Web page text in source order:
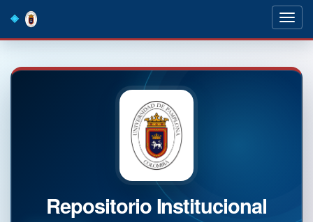
navigation
Repositorio Institucional